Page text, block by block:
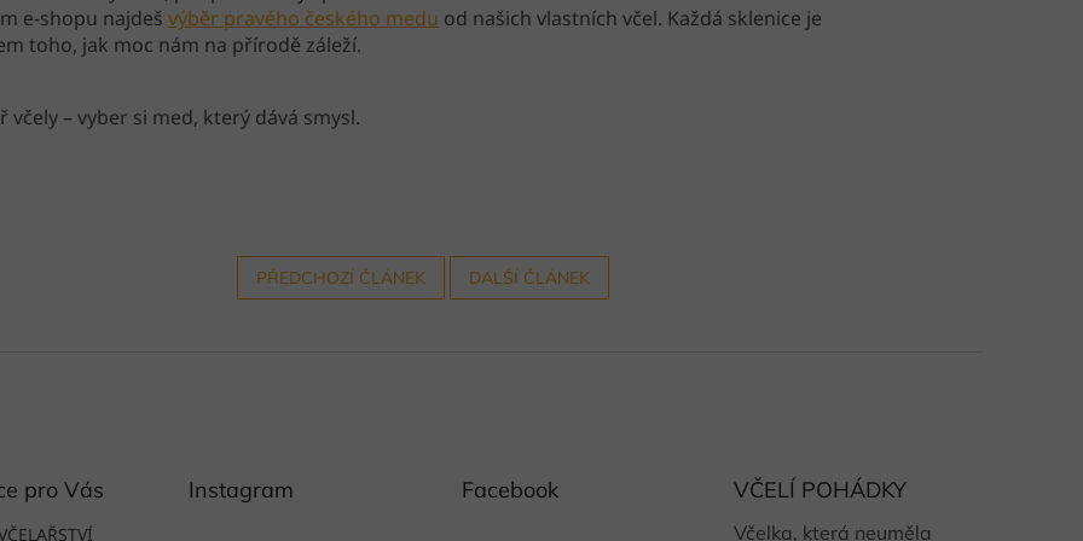
e-shopu najdeš výběr pravého českého medu od našich vlastních včel. Každá sklenice je
toho, jak moc nám na přírodě záleží.
včely – vyber si med, který dává smysl.
PŘEDCHOZÍ ČLÁNEK DALŠÍ ČLÁNEK
pro Vás Instagram Facebook VČELÍ POHÁDKY
Včelka, která neuměla